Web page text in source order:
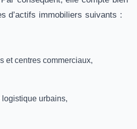
d’actifs immobiliers suivants :
et centres commerciaux,
logistique urbains,